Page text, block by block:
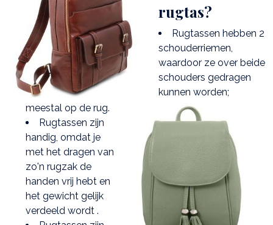
rugtas?
Rugtassen hebben 2
schouderriemen,
waardoor ze over beide
schouders gedragen
kunnen worden;
meestal op de rug.
Rugtassen zijn
handig, omdat je
met het dragen van
zo'n rugzak de
handen vrij hebt en
het gewicht gelijk
verdeeld wordt .